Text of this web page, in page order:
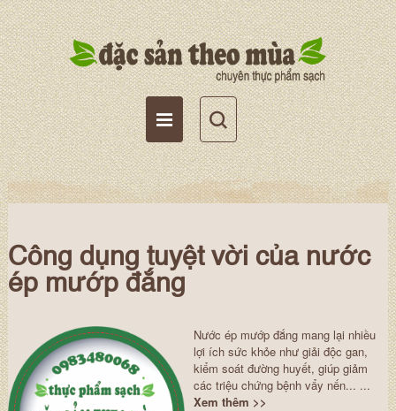
Công dụng tuyệt vời của nước
ép mướp đắng
Nước ép mướp đắng mang lại nhiều
lợi ích sức khỏe như giải độc gan,
kiểm soát đường huyết, giúp giảm
các triệu chứng bệnh vẩy nến... ...
Xem thêm >>
Tài khoản
Giỏ hàng
Wishlist